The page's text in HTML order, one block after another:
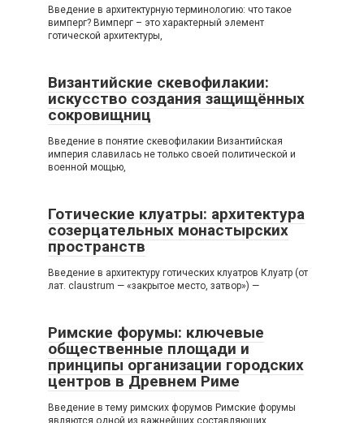
Введение в архитектурную терминологию: что такое
вимперг? Вимперг – это характерный элемент
готической архитектуры,
Византийские скевофилакии:
искусство создания защищённых
сокровищниц
Введение в понятие скевофилакии Византийская
империя славилась не только своей политической и
военной мощью,
Готические клуатры: архитектура
созерцательных монастырских
пространств
Введение в архитектуру готических клуатров Клуатр (от
лат. claustrum — «закрытое место, затвор») —
Римские форумы: ключевые
общественные площади и
принципы организации городских
центров в Древнем Риме
Введение в тему римских форумов Римские форумы
являются одной из важнейших составляющих